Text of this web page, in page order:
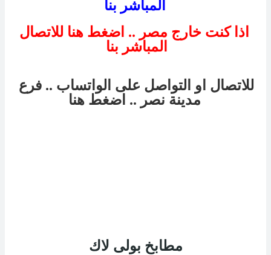
اذا كنت خارج مصر .. اضغط هنا للاتصال
المباشر بنا
للاتصال او التواصل على الواتساب .. فرع
مدينة نصر .. اضغط هنا
مطابخ بولى لاك